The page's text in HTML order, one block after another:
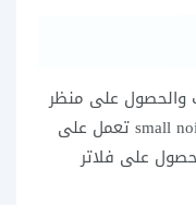
والحصول على منظر
وجه جميل، هنالك الكثير من فلاتر small noise تعمل على
على فلاتر